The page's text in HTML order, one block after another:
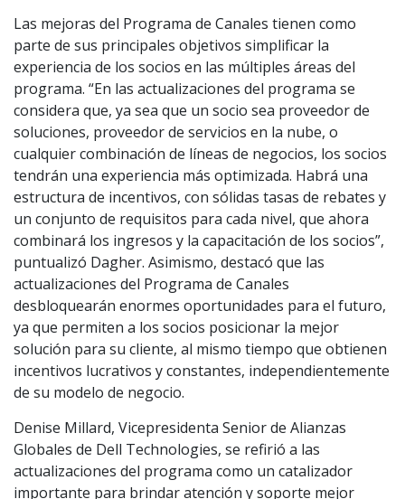
Las mejoras del Programa de Canales tienen como
parte de sus principales objetivos simplificar la
experiencia de los socios en las múltiples áreas del
programa. “En las actualizaciones del programa se
considera que, ya sea que un socio sea proveedor de
soluciones, proveedor de servicios en la nube, o
cualquier combinación de líneas de negocios, los socios
tendrán una experiencia más optimizada. Habrá una
estructura de incentivos, con sólidas tasas de rebates y
un conjunto de requisitos para cada nivel, que ahora
combinará los ingresos y la capacitación de los socios”,
puntualizó Dagher. Asimismo, destacó que las
actualizaciones del Programa de Canales
desbloquearán enormes oportunidades para el futuro,
ya que permiten a los socios posicionar la mejor
solución para su cliente, al mismo tiempo que obtienen
incentivos lucrativos y constantes, independientemente
de su modelo de negocio.
Denise Millard, Vicepresidenta Senior de Alianzas
Globales de Dell Technologies, se refirió a las
actualizaciones del programa como un catalizador
importante para brindar atención y soporte mejor